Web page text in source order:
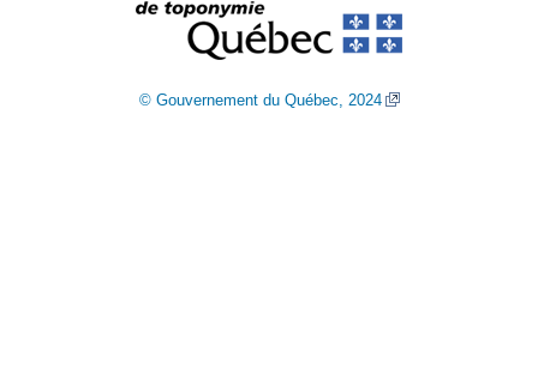
© Gouvernement du Québec, 2024